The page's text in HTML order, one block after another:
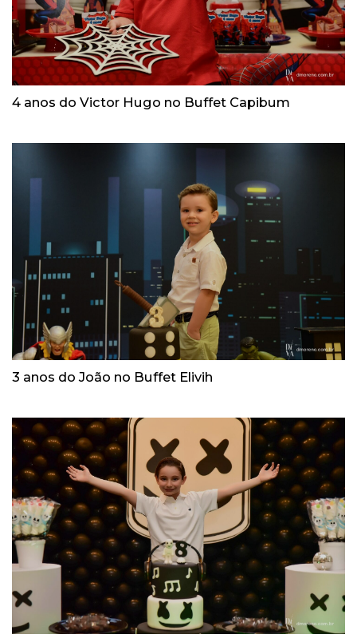
4 anos do Victor Hugo no Buffet Capibum
3 anos do João no Buffet Elivih